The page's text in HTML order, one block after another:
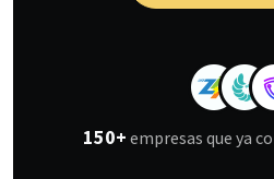
150+ empresas que ya